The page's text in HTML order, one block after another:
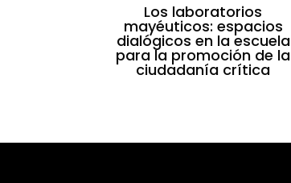
Los laboratorios
mayéuticos: espacios
dialógicos en la escuela
para la promoción de la
ciudadanía crítica